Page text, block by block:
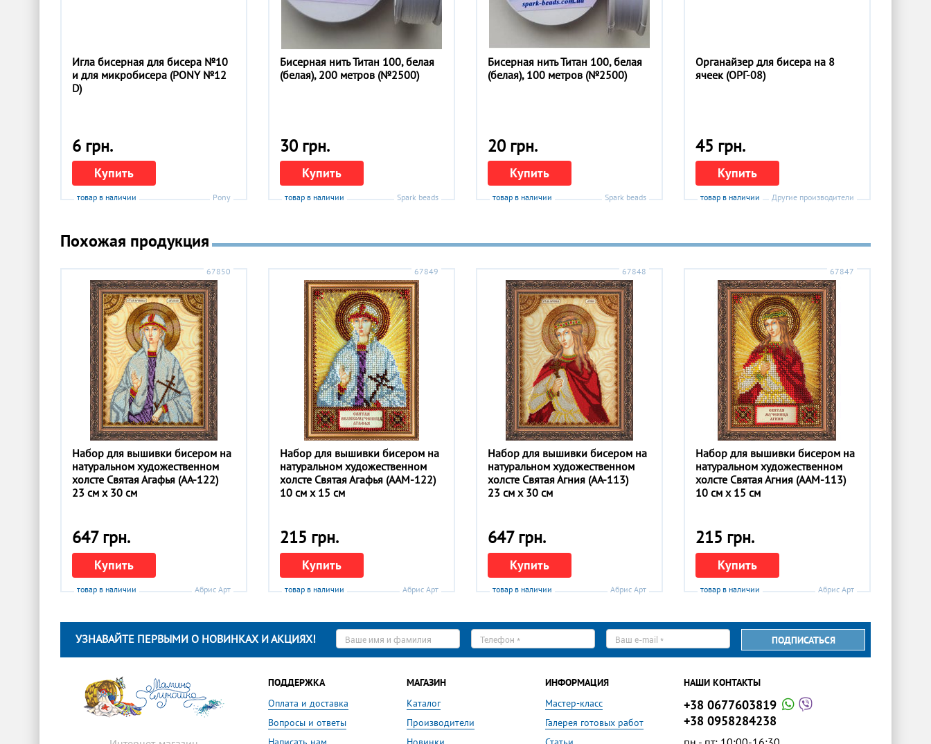
Игла бисерная для бисера №10
и для микробисера (PONY №12
D)
6 грн.
Купить
товар в наличии Pony
Бисерная нить Титан 100, белая
(белая), 200 метров (№2500)
30 грн.
Купить
товар в наличии Spark beads
Бисерная нить Титан 100, белая
(белая), 100 метров (№2500)
20 грн.
Купить
товар в наличии Spark beads
Органайзер для бисера на 8
ячеек (ОРГ-08)
45 грн.
Купить
товар в наличии Другие производители
Похожая продукция
67850
Набор для вышивки бисером на
натуральном художественном
холсте Святая Агафья (АА-122)
23 см x 30 см
647 грн.
Купить
товар в наличии Абрис Арт
67849
Набор для вышивки бисером на
натуральном художественном
холсте Святая Агафья (ААМ-122)
10 см x 15 см
215 грн.
Купить
товар в наличии Абрис Арт
67848
Набор для вышивки бисером на
натуральном художественном
холсте Святая Агния (АА-113)
23 см x 30 см
647 грн.
Купить
товар в наличии Абрис Арт
67847
Набор для вышивки бисером на
натуральном художественном
холсте Святая Агния (ААМ-113)
10 см x 15 см
215 грн.
Купить
товар в наличии Абрис Арт
УЗНАВАЙТЕ ПЕРВЫМИ О НОВИНКАХ И АКЦИЯХ!
Ваше
имя
*
Телефон
*
E-
mail
*
ПОДПИСАТЬСЯ
ПОДДЕРЖКА
Оплата и доставка
Вопросы и ответы
МАГАЗИН
Каталог
Производители
ИНФОРМАЦИЯ
Мастер-класс
Галерея готовых работ
НАШИ КОНТАКТЫ
+38 0677603819
+38 0958284238